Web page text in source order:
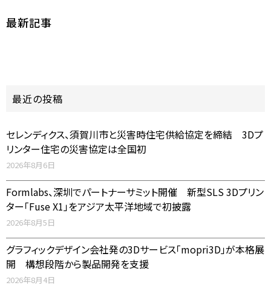
最新記事
最近の投稿
セレンディクス、須賀川市と災害時住宅供給協定を締結 3Dプ
リンター住宅の災害協定は全国初
2026年8月6日
Formlabs、深圳でパートナーサミット開催 新型SLS 3Dプリン
ター「Fuse X1」をアジア太平洋地域で初披露
2026年8月5日
グラフィックデザイン会社発の3Dサービス「mopri3D」が本格展
開 構想段階から製品開発を支援
2026年8月4日